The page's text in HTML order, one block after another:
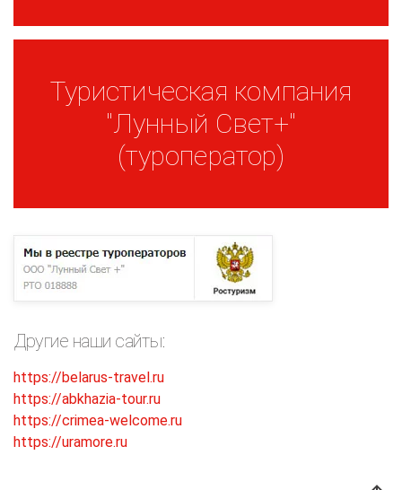
Туристическая компания
"Лунный Свет+"
(туроператор)
Другие наши сайты:
https://belarus-travel.ru
https://abkhazia-tour.ru
https://crimea-welcome.ru
https://uramore.ru